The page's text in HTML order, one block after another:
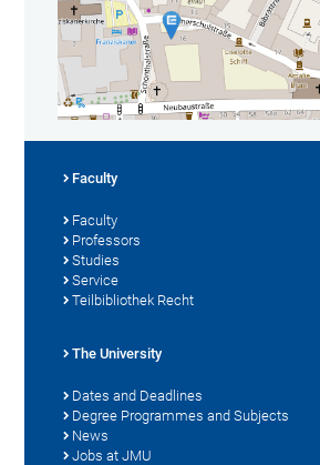
Faculty
Faculty
Professors
Studies
Service
Teilbibliothek Recht
The University
Dates and Deadlines
Degree Programmes and Subjects
News
Jobs at JMU